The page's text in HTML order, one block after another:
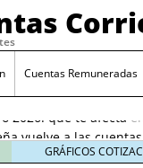
Cuentas Remuneradas
vuelve a las
cuentas
GRÁFICOS